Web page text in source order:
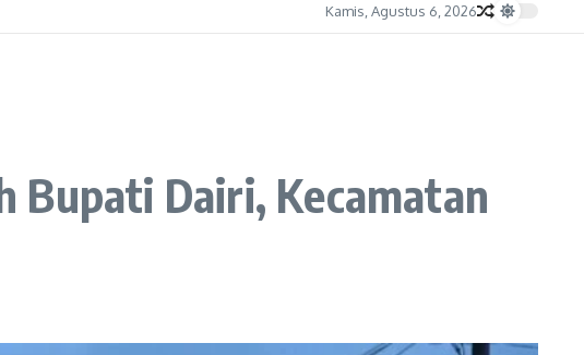
Kamis, Agustus 6, 2026
Bupati Dairi, Kecamatan